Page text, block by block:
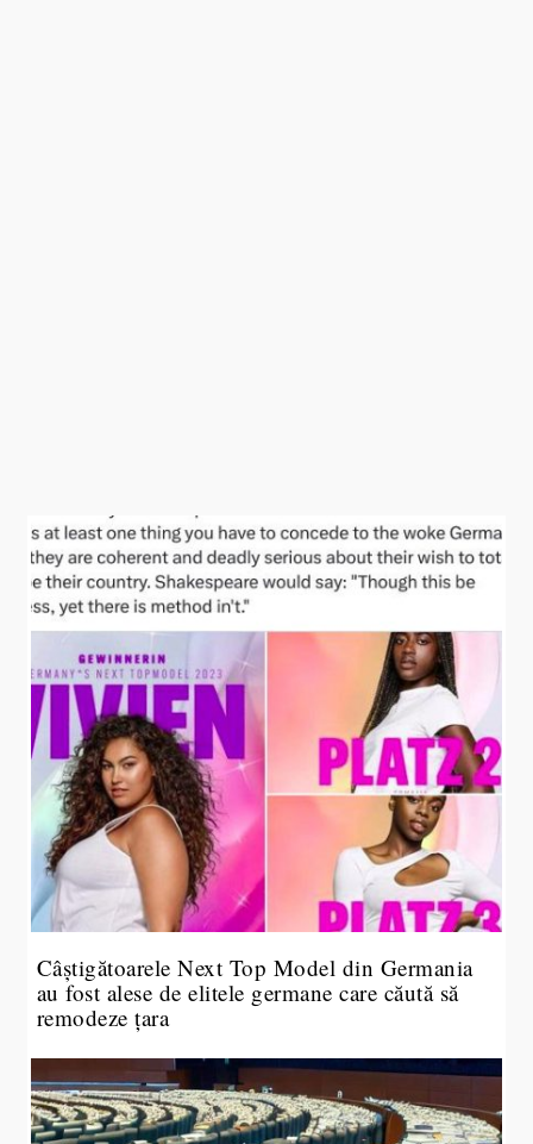
Câștigătoarele Next Top Model din Germania
au fost alese de elitele germane care căută să
remodeze țara